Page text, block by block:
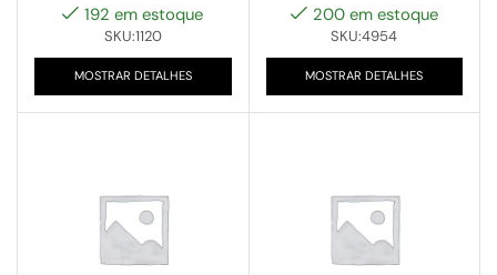
192 em estoque
SKU:1120
MOSTRAR DETALHES
200 em estoque
SKU:4954
MOSTRAR DETALHES